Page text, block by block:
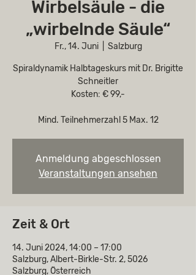
Wirbelsäule - die
„wirbelnde Säule“
Fr., 14. Juni
  |
Salzburg
Spiraldynamik Halbtageskurs mit Dr. Brigitte
Schneitler
Kosten: € 99,-
Mind. Teilnehmerzahl 5 Max. 12
Anmeldung abgeschlossen
Veranstaltungen ansehen
Zeit & Ort
14. Juni 2024, 14:00 – 17:00
Salzburg, Albert-Birkle-Str. 2, 5026
Salzburg, Österreich